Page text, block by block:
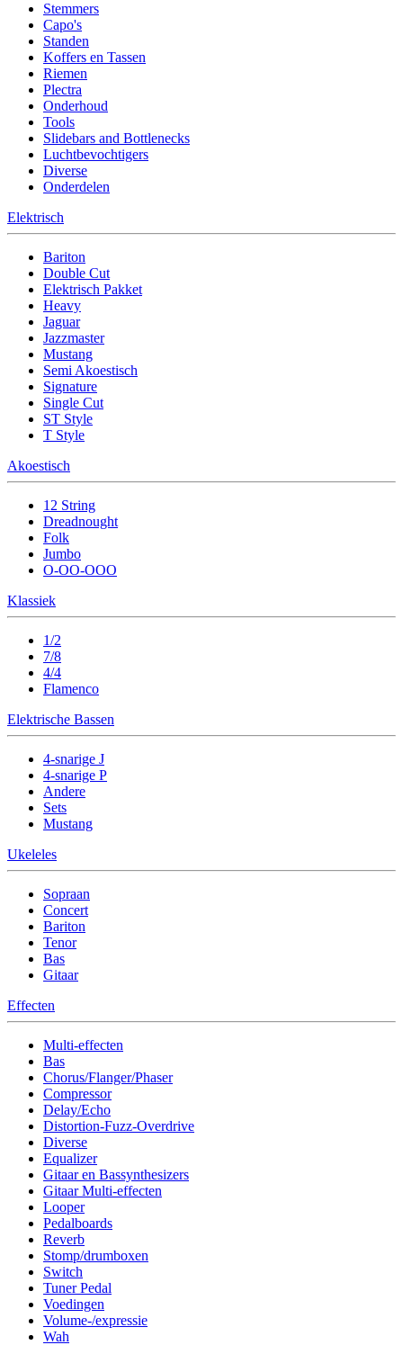
Stemmers
Capo's
Standen
Koffers en Tassen
Riemen
Plectra
Onderhoud
Tools
Slidebars and Bottlenecks
Luchtbevochtigers
Diverse
Onderdelen
Elektrisch
Bariton
Double Cut
Elektrisch Pakket
Heavy
Jaguar
Jazzmaster
Mustang
Semi Akoestisch
Signature
Single Cut
ST Style
T Style
Akoestisch
12 String
Dreadnought
Folk
Jumbo
O-OO-OOO
Klassiek
1/2
7/8
4/4
Flamenco
Elektrische Bassen
4-snarige J
4-snarige P
Andere
Sets
Mustang
Ukeleles
Sopraan
Concert
Bariton
Tenor
Bas
Gitaar
Effecten
Multi-effecten
Bas
Chorus/Flanger/Phaser
Compressor
Delay/Echo
Distortion-Fuzz-Overdrive
Diverse
Equalizer
Gitaar en Bassynthesizers
Gitaar Multi-effecten
Looper
Pedalboards
Reverb
Stomp/drumboxen
Switch
Tuner Pedal
Voedingen
Volume-/expressie
Wah